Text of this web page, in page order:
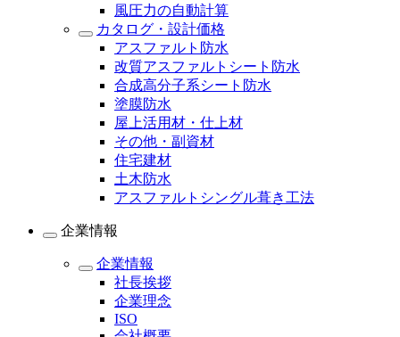
風圧力の自動計算
カタログ・設計価格
アスファルト防水
改質アスファルトシート防水
合成高分子系シート防水
塗膜防水
屋上活用材・仕上材
その他・副資材
住宅建材
土木防水
アスファルトシングル葺き工法
企業情報
企業情報
社長挨拶
企業理念
ISO